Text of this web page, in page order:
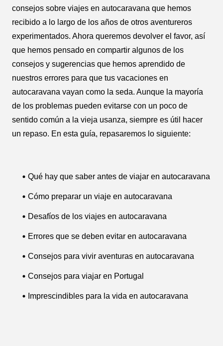
consejos sobre viajes en autocaravana que hemos
recibido a lo largo de los años de otros aventureros
experimentados. Ahora queremos devolver el favor, así
que hemos pensado en compartir algunos de los
consejos y sugerencias que hemos aprendido de
nuestros errores para que tus vacaciones en
autocaravana vayan como la seda. Aunque la mayoría
de los problemas pueden evitarse con un poco de
sentido común a la vieja usanza, siempre es útil hacer
un repaso. En esta guía, repasaremos lo siguiente:
Qué hay que saber antes de viajar en autocaravana
Cómo preparar un viaje en autocaravana
Desafíos de los viajes en autocaravana
Errores que se deben evitar en autocaravana
Consejos para vivir aventuras en autocaravana
Consejos para viajar en Portugal
Imprescindibles para la vida en autocaravana